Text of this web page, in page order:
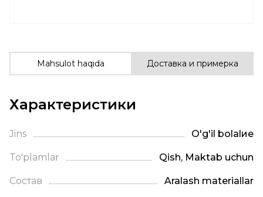
Mahsulot haqida Доставка и примерка
Характеристики
Jins O'g'il bolalие
To'plamlar Qish, Maktab uchun
Состав Aralash materiallar